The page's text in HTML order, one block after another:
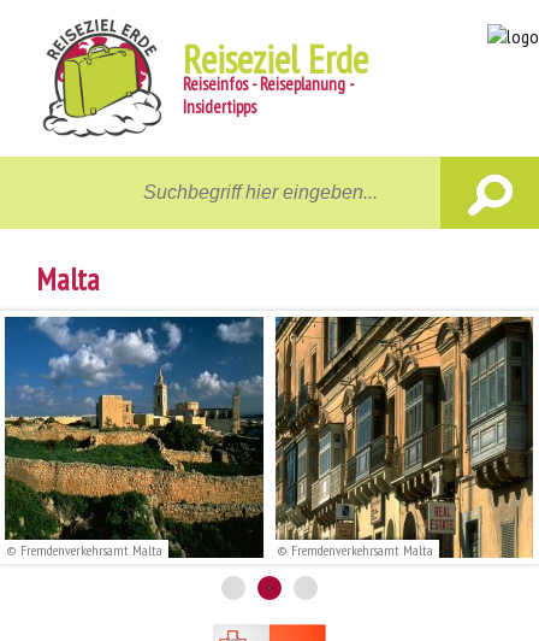
Reiseziel Erde
Reiseinfos - Reiseplanung -
Insidertipps
Unterwegs
Gastgeber
Aktiv
News
Reiseberichte
Malta
© Fremdenverkehrsamt Malta © Fremdenverkehrsamt Malta